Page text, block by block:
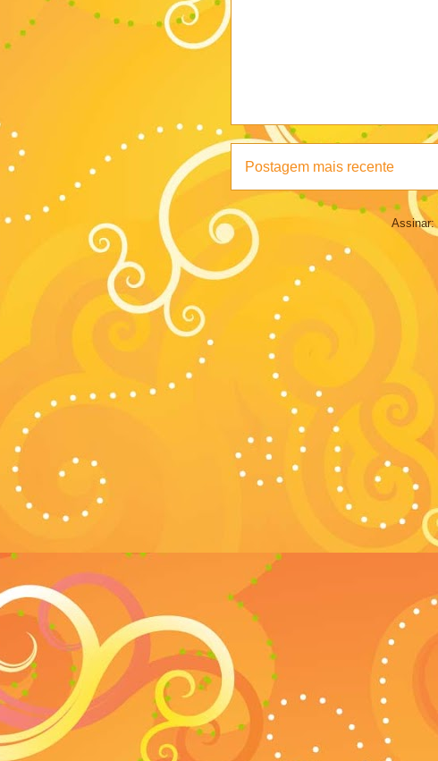
Postagem mais recente
Assinar: